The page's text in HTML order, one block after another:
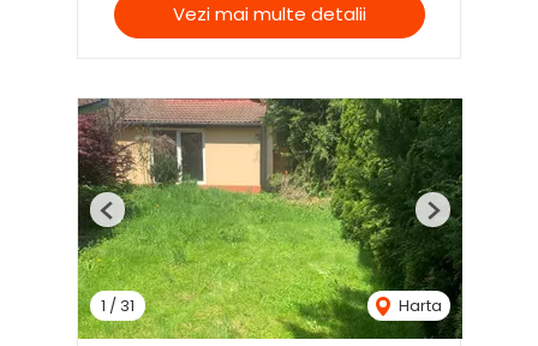
Vezi mai multe detalii
1 / 31 Harta
Previous Next